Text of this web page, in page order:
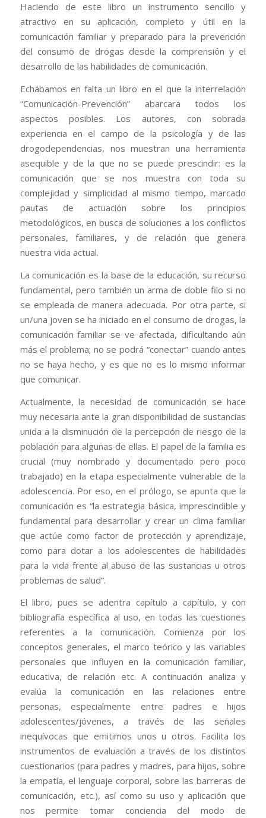
Haciendo de este libro un instrumento sencillo y
atractivo en su aplicación, completo y útil en la
comunicación familiar y preparado para la prevención
del consumo de drogas desde la comprensión y el
desarrollo de las habilidades de comunicación.
Echábamos en falta un libro en el que la interrelación
“Comunicación-Prevención” abarcara todos los
aspectos posibles. Los autores, con sobrada
experiencia en el campo de la psicología y de las
drogodependencias, nos muestran una herramienta
asequible y de la que no se puede prescindir: es la
comunicación que se nos muestra con toda su
complejidad y simplicidad al mismo tiempo, marcado
pautas de actuación sobre los principios
metodológicos, en busca de soluciones a los conflictos
personales, familiares, y de relación que genera
nuestra vida actual.
La comunicación es la base de la educación, su recurso
fundamental, pero también un arma de doble filo si no
se empleada de manera adecuada. Por otra parte, si
un/una joven se ha iniciado en el consumo de drogas, la
comunicación familiar se ve afectada, dificultando aún
más el problema; no se podrá “conectar” cuando antes
no se haya hecho, y es que no es lo mismo informar
que comunicar.
Actualmente, la necesidad de comunicación se hace
muy necesaria ante la gran disponibilidad de sustancias
unida a la disminución de la percepción de riesgo de la
población para algunas de ellas. El papel de la familia es
crucial (muy nombrado y documentado pero poco
trabajado) en la etapa especialmente vulnerable de la
adolescencia. Por eso, en el prólogo, se apunta que la
comunicación es “la estrategia básica, imprescindible y
fundamental para desarrollar y crear un clima familiar
que actúe como factor de protección y aprendizaje,
como para dotar a los adolescentes de habilidades
para la vida frente al abuso de las sustancias u otros
problemas de salud”.
El libro, pues se adentra capítulo a capítulo, y con
bibliografía específica al uso, en todas las cuestiones
referentes a la comunicación. Comienza por los
conceptos generales, el marco teórico y las variables
personales que influyen en la comunicación familiar,
educativa, de relación etc. A continuación analiza y
evalúa la comunicación en las relaciones entre
personas, especialmente entre padres e hijos
adolescentes/jóvenes, a través de las señales
inequívocas que emitimos unos u otros. Facilita los
instrumentos de evaluación a través de los distintos
cuestionarios (para padres y madres, para hijos, sobre
la empatía, el lenguaje corporal, sobre las barreras de
comunicación, etc.), así como su uso y aplicación que
nos permite tomar conciencia del modo de